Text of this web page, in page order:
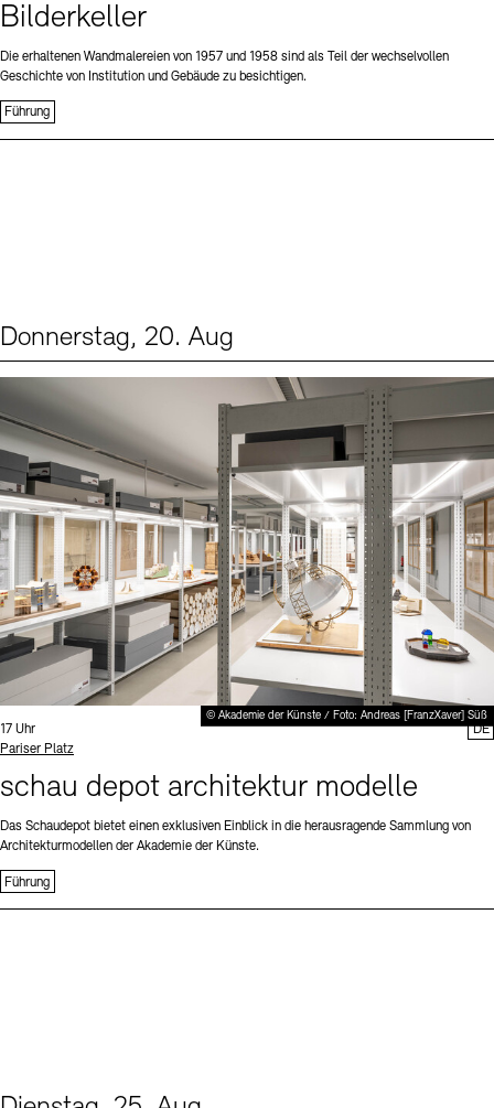
Bilderkeller
Die erhaltenen Wandmalereien von 1957 und 1958 sind als Teil der wechselvollen
Geschichte von Institution und Gebäude zu besichtigen.
Führung
Donnerstag, 20. Aug
© Akademie der Künste / Foto: Andreas [FranzXaver] Süß
Uhrzeit:
17 Uhr
Standort
Pariser Platz
schau depot architektur modelle
Das Schaudepot bietet einen exklusiven Einblick in die herausragende Sammlung von
Architekturmodellen der Akademie der Künste.
Führung
DE